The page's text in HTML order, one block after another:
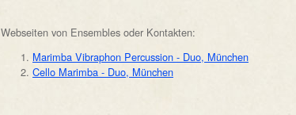
Webseiten von Ensembles oder Kontakten:
Marimba Vibraphon Percussion - Duo, München
Cello Marimba - Duo, München